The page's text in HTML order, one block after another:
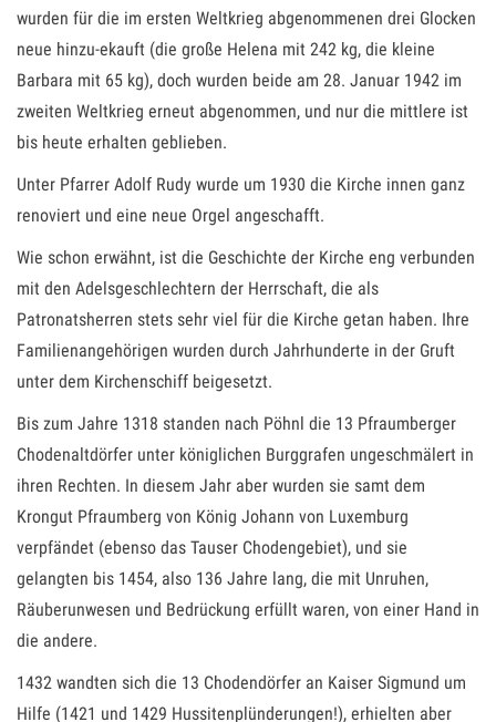
wurden für die im ersten Weltkrieg abgenommenen drei Glocken
neue hinzu-ekauft (die große Helena mit 242 kg, die kleine
Barbara mit 65 kg), doch wurden beide am 28. Januar 1942 im
zweiten Weltkrieg erneut abgenommen, und nur die mittlere ist
bis heute erhalten geblieben.
Unter Pfarrer Adolf Rudy wurde um 1930 die Kirche innen ganz
renoviert und eine neue Orgel angeschafft.
Wie schon erwähnt, ist die Geschichte der Kirche eng verbunden
mit den Adelsgeschlechtern der Herrschaft, die als
Patronatsherren stets sehr viel für die Kirche getan haben. Ihre
Familienangehörigen wurden durch Jahrhunderte in der Gruft
unter dem Kirchenschiff beigesetzt.
Bis zum Jahre 1318 standen nach Pöhnl die 13 Pfraumberger
Chodenaltdörfer unter königlichen Burggrafen ungeschmälert in
ihren Rechten. In diesem Jahr aber wurden sie samt dem
Krongut Pfraumberg von König Johann von Luxemburg
verpfändet (ebenso das Tauser Chodengebiet), und sie
gelangten bis 1454, also 136 Jahre lang, die mit Unruhen,
Räuberunwesen und Bedrückung erfüllt waren, von einer Hand in
die andere.
1432 wandten sich die 13 Chodendörfer an Kaiser Sigmund um
Hilfe (1421 und 1429 Hussitenplünderungen!), erhielten aber